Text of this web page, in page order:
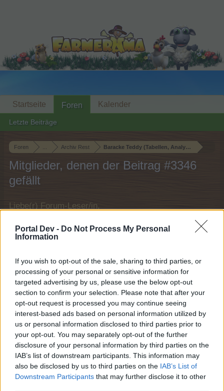
Portal Dev - Do Not Process My Personal
Information
If you wish to opt-out of the sale, sharing to third parties, or
processing of your personal or sensitive information for
targeted advertising by us, please use the below opt-out
section to confirm your selection. Please note that after your
opt-out request is processed you may continue seeing
interest-based ads based on personal information utilized by
us or personal information disclosed to third parties prior to
your opt-out. You may separately opt-out of the further
disclosure of your personal information by third parties on the
IAB’s list of downstream participants. This information may
also be disclosed by us to third parties on the IAB’s List of
Downstream Participants that may further disclose it to other
Foren Archiv Rest Baracke Teddy (Tabellen, Analysen und
Mitglieder, denen der Beitrag #3346
gefällt
Liebe(r) Forum-Leser/in,
wenn Du in diesem Forum aktiv an den
Gesprächen teilnehmen oder eigene Themen
im Spiel einloggen. Falls Du noch keinen
Spielaccount besitzt, bitte registriere Dich neu.
Wir freuen uns auf Deinen nächsten Besuch in
unserem Forum! „Zum Spiel“
Thema: Baracke Teddy (Tabellen, Analysen und Smalltalk)
25 Februar 2015
Gunny73gi
Lebende Forenlegende, weiblich
20.833 Zustimmungen: 83.880
25 Februar 2015
Susannemaya
Forenkommissar
, weiblich, <
Beiträge: 611 Zustimmungen: 3.816 Punkte für Erfolge: 650
Startseite Foren
Letzte Beiträge
Kalender